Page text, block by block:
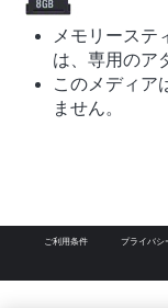
メモリース
は、専用のア
このメディア
ません。
ご利用条件 プライバシ